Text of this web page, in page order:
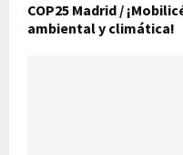
COP25 Madrid /
ambiental y climática!